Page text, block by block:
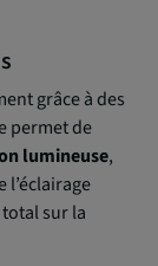
grâce à des
permet de
lumineuse,
l’éclairage
sur la